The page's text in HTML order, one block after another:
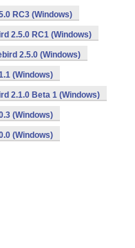
RC3 (Windows)
2.5.0 RC1 (Windows)
2.5.0 (Windows)
(Windows)
2.1.0 Beta 1 (Windows)
(Windows)
(Windows)